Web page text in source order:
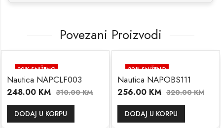
Povezani Proizvodi
20% SNIŽENO
Nautica NAPCLF003
248.00 KM 310.00KM
DODAJ U KORPU
20% SNIŽENO
Nautica NAPOBS111
256.00 KM 320.00KM
DODAJ U KORPU